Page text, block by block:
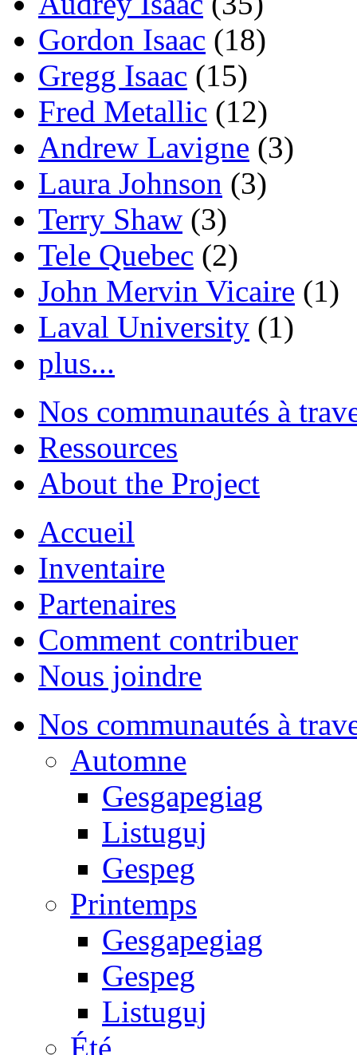
Gordon Isaac (18)
Gregg Isaac (15)
Fred Metallic (12)
Andrew Lavigne (3)
Laura Johnson (3)
Terry Shaw (3)
Tele Quebec (2)
John Mervin Vicaire (1)
Laval University (1)
plus...
Nos communautés à
Ressources
About the Project
Accueil
Inventaire
Partenaires
Comment contribuer
Nous joindre
Nos communautés à
Automne
Gesgapegiag
Listuguj
Gespeg
Printemps
Gesgapegiag
Gespeg
Listuguj
Été